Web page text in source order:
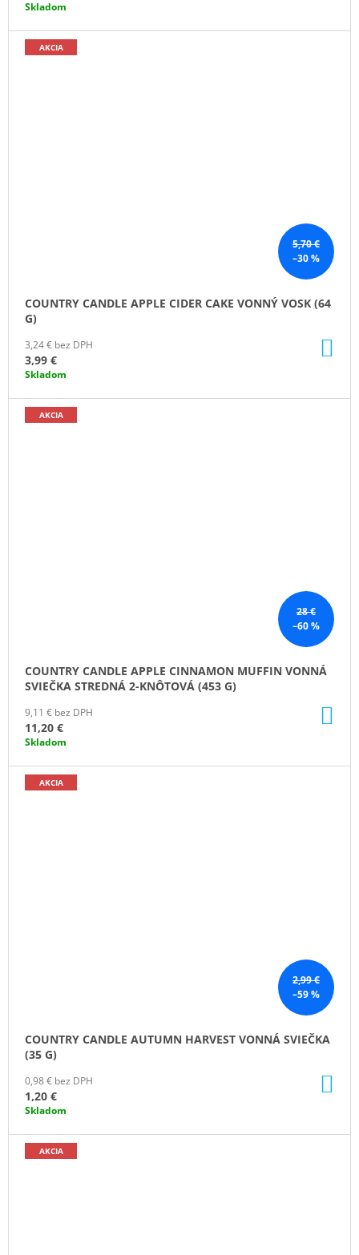
Skladom
5,70 €
–30 %
AKCIA
COUNTRY CANDLE APPLE CIDER CAKE VONNÝ VOSK (64
G)
3,24 € bez DPH
3,99 €
Skladom
28 €
–60 %
AKCIA
COUNTRY CANDLE APPLE CINNAMON MUFFIN VONNÁ
SVIEČKA STREDNÁ 2-KNÔTOVÁ (453 G)
9,11 € bez DPH
11,20 €
Skladom
2,99 €
–59 %
AKCIA
COUNTRY CANDLE AUTUMN HARVEST VONNÁ SVIEČKA
(35 G)
0,98 € bez DPH
1,20 €
Skladom
AKCIA